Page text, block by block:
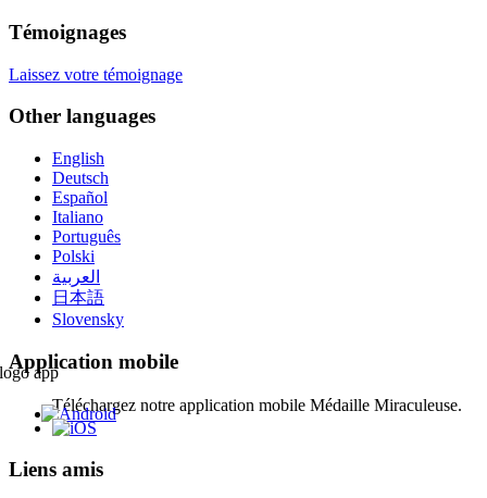
Témoignages
Laissez votre témoignage
Other languages
English
Deutsch
Español
Italiano
Português
Polski
العربية
日本語
Slovensky
Application mobile
Téléchargez notre application mobile Médaille Miraculeuse.
Liens amis